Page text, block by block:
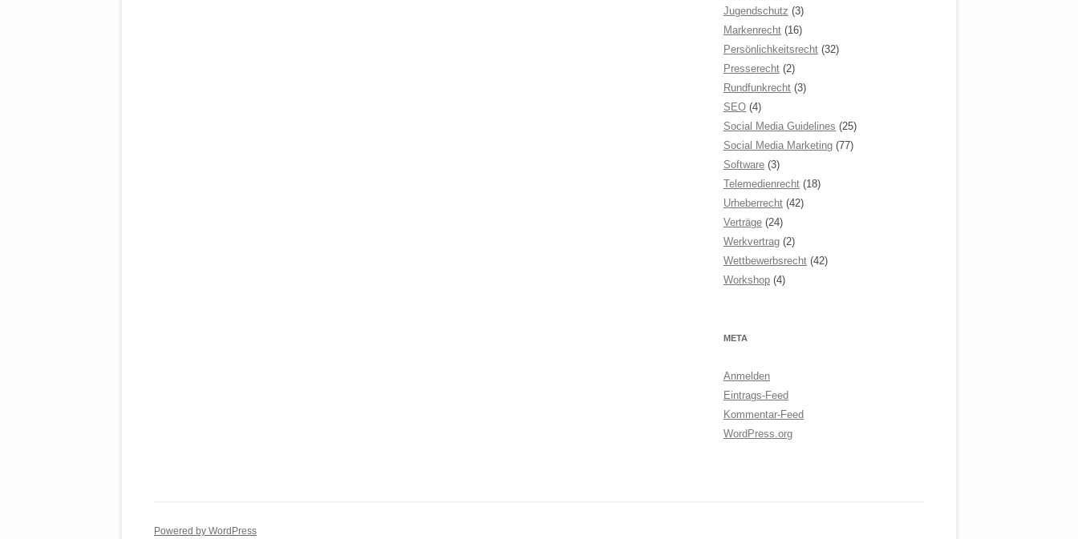
Jugendschutz (3)
Markenrecht (16)
Persönlichkeitsrecht (32)
Presserecht (2)
Rundfunkrecht (3)
SEO (4)
Social Media Guidelines (25)
Social Media Marketing (77)
Software (3)
Telemedienrecht (18)
Urheberrecht (42)
Verträge (24)
Werkvertrag (2)
Wettbewerbsrecht (42)
Workshop (4)
META
Anmelden
Eintrags-Feed
Kommentar-Feed
WordPress.org
Powered by WordPress